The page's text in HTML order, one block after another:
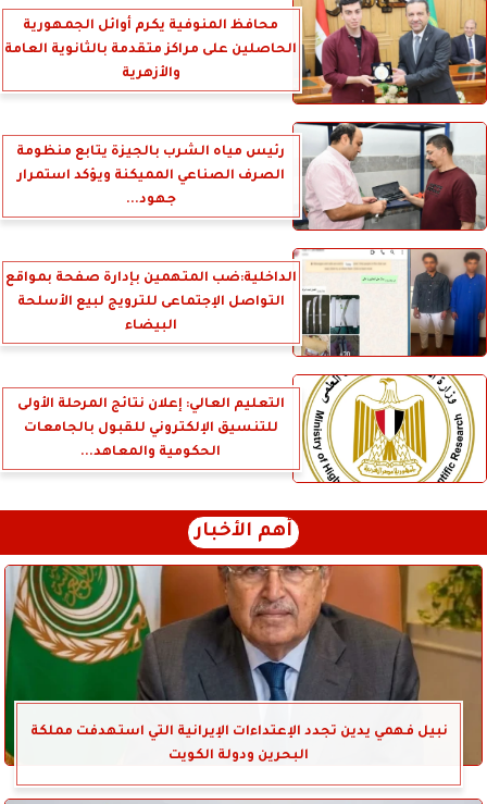
محافظ المنوفية يكرم أوائل الجمهورية
الحاصلين على مراكز متقدمة بالثانوية العامة
والأزهرية
رئيس مياه الشرب بالجيزة يتابع منظومة
الصرف الصناعي المميكنة ويؤكد استمرار
جهود...
الداخلية:ضب المتهمين بإدارة صفحة بمواقع
التواصل الإجتماعى للترويج لبيع الأسلحة
البيضاء
التعليم العالي: إعلان نتائج المرحلة الأولى
للتنسيق الإلكتروني للقبول بالجامعات
الحكومية والمعاهد...
أهم الأخبار
نبيل فهمي يدين تجدد الإعتداءات الإيرانية التي استهدفت مملكة
البحرين ودولة الكويت